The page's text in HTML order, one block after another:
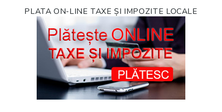
PLATA ON-LINE TAXE ȘI IMPOZITE LOCALE